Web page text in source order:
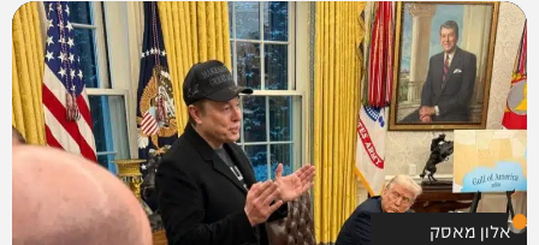
אלון מאסק